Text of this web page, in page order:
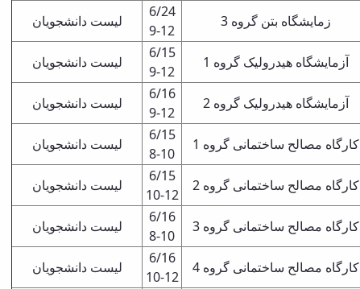
لیست دانشجویان
6/24
9-12
زمایشگاه بتن گروه 3
لیست دانشجویان
6/15
9-12
آزمایشگاه هیدرولیک گروه 1
لیست دانشجویان
6/16
9-12
آزمایشگاه هیدرولیک گروه 2
لیست دانشجویان
6/15
8-10
کارگاه مصالح ساختمانی گروه 1
لیست دانشجویان
6/15
10-12
کارگاه مصالح ساختمانی گروه 2
لیست دانشجویان
6/16
8-10
کارگاه مصالح ساختمانی گروه 3
لیست دانشجویان
6/16
10-12
کارگاه مصالح ساختمانی گروه 4